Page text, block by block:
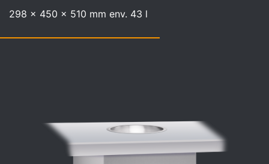
298 x 450 x 510 mm env. 43 l